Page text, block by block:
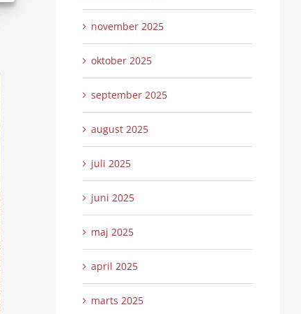
november 2025
oktober 2025
september 2025
august 2025
juli 2025
juni 2025
maj 2025
april 2025
marts 2025